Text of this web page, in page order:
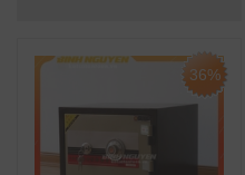
36%